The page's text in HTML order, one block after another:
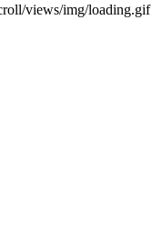
views/img/loading.gif